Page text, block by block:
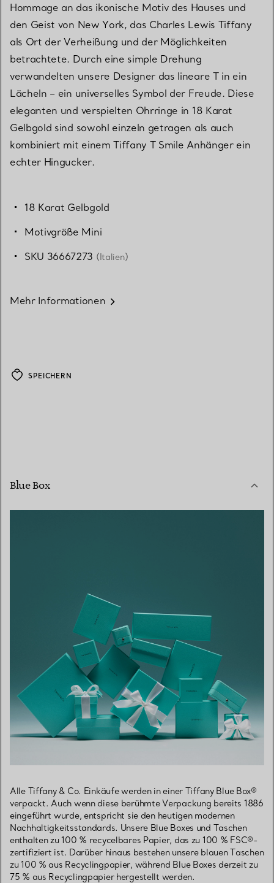
Hommage an das ikonische Motiv des Hauses und
den Geist von New York, das Charles Lewis Tiffany
als Ort der Verheißung und der Möglichkeiten
betrachtete. Durch eine simple Drehung
verwandelten unsere Designer das lineare T in ein
Lächeln – ein universelles Symbol der Freude. Diese
eleganten und verspielten Ohrringe in 18 Karat
Gelbgold sind sowohl einzeln getragen als auch
kombiniert mit einem Tiffany T Smile Anhänger ein
echter Hingucker.
18 Karat Gelbgold
Motivgröße Mini
SKU 36667273 (Italien)
Mehr Informationen
SPEICHERN
Blue Box
Alle Tiffany & Co. Einkäufe werden in einer Tiffany Blue Box®
verpackt. Auch wenn diese berühmte Verpackung bereits 1886
eingeführt wurde, entspricht sie den heutigen modernen
Nachhaltigkeitsstandards. Unsere Blue Boxes und Taschen
enthalten zu 100 % recycelbares Papier, das zu 100 % FSC®-
zertifiziert ist. Darüber hinaus bestehen unsere blauen Taschen
zu 100 % aus Recyclingpapier, während Blue Boxes derzeit zu
75 % aus Recyclingpapier hergestellt werden.